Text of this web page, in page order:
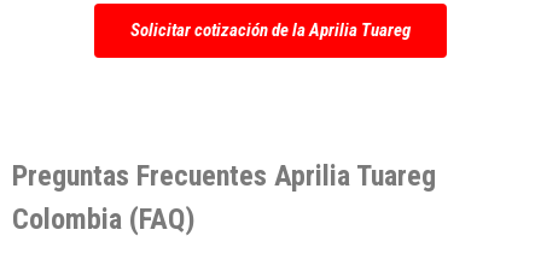
Solicitar cotización de la Aprilia Tuareg
Preguntas Frecuentes Aprilia Tuareg
Colombia (FAQ)